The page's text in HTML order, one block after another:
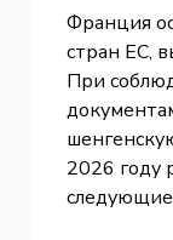
Франция
стран ЕС,
При
2026 году